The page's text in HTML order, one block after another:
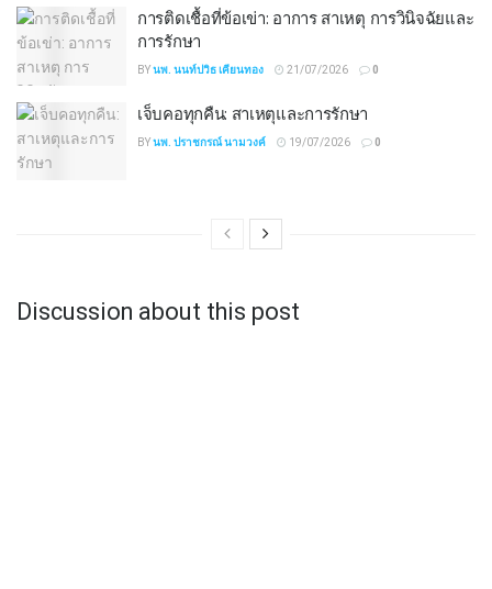
การติดเชื้อที่ข้อเข่า: อาการ สาเหตุ การวินิจฉัยและ
การรักษา
BYนพ. นนท์ปวิธ เคียนทอง 21/07/2026 0
เจ็บคอทุกคืน: สาเหตุและการรักษา
BYนพ. ปราชกรณ์ นามวงค์ 19/07/2026 0
Discussion about this post